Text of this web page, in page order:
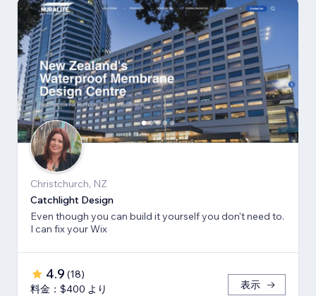
Christchurch, NZ
Catchlight Design
Even though you can build it yourself you don't need to.
I can fix your Wix
4.9 (18)
料金：$400 より
表示